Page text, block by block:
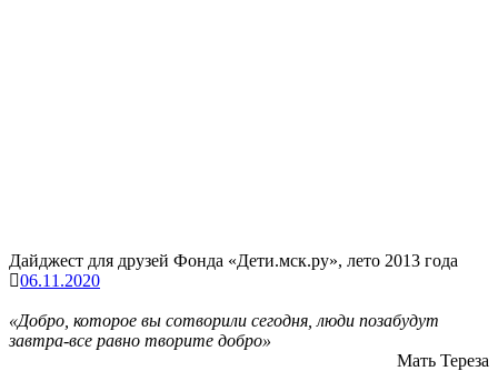
Дайджест для друзей Фонда «Дети.мск.ру», лето 2013 года
06.11.2020
«Добро, которое вы сотворили сегодня, люди позабудут
завтра-все равно творите добро»
Мать Тереза